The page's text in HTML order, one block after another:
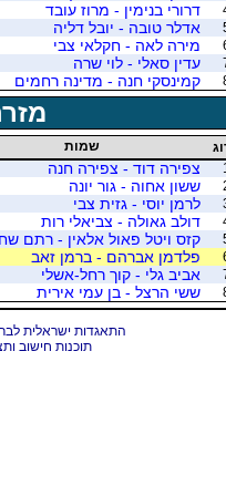
דרורי בנימין - מרוז עובד
אדלר טובה - יובל דליה
מירה לאה - חקלאי צבי
עדין סאלי - לוי שרה
קמינסקי חנה - מדינה רחמים
שמות
1
צפירה דוד - צפירה חנה
ששון אחוה - גור יונה
לרמן יוסי - גזית צבי
דולב גאולה - צביאלי רות
קזס ויטל פאול אלאין - רתם
פלדמן אברהם - ברמן זאב
אביב גלי - קוך רחל-אשלי
ששי הרצל - בן עמי אירית
התאגדות ישראלית לברידג' 2022 © כל
תוכנות חישוב